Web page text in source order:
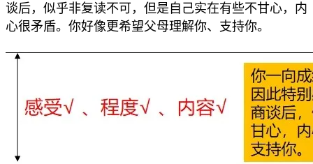
谈后，似乎非复读不可，但是自己实在有些不甘心，内
心很矛盾。你好像更希望父母理解你、支持你。